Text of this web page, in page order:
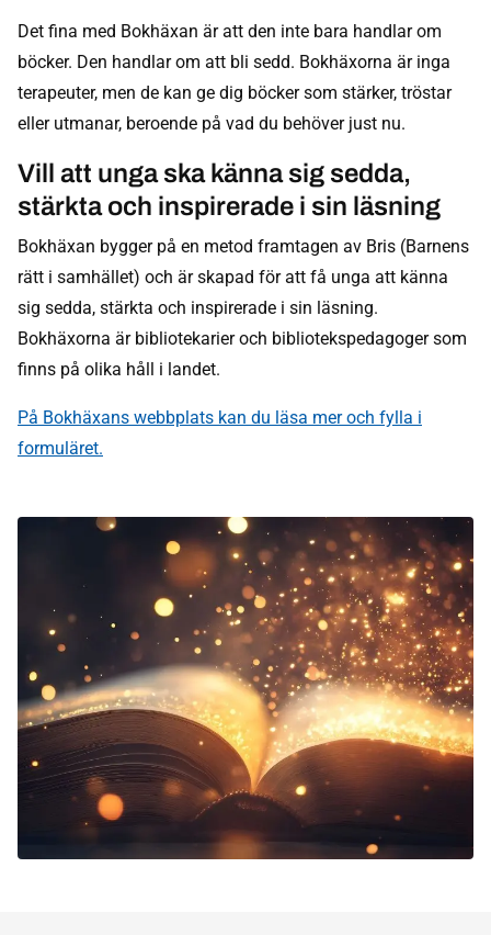
Det fina med Bokhäxan är att den inte bara handlar om
böcker. Den handlar om att bli sedd. Bokhäxorna är inga
terapeuter, men de kan ge dig böcker som stärker, tröstar
eller utmanar, beroende på vad du behöver just nu.
Vill att unga ska känna sig sedda,
stärkta och inspirerade i sin läsning
Bokhäxan bygger på en metod framtagen av Bris (Barnens
rätt i samhället) och är skapad för att få unga att känna
sig sedda, stärkta och inspirerade i sin läsning.
Bokhäxorna är bibliotekarier och bibliotekspedagoger som
finns på olika håll i landet.
På Bokhäxans webbplats kan du läsa mer och fylla i
formuläret.